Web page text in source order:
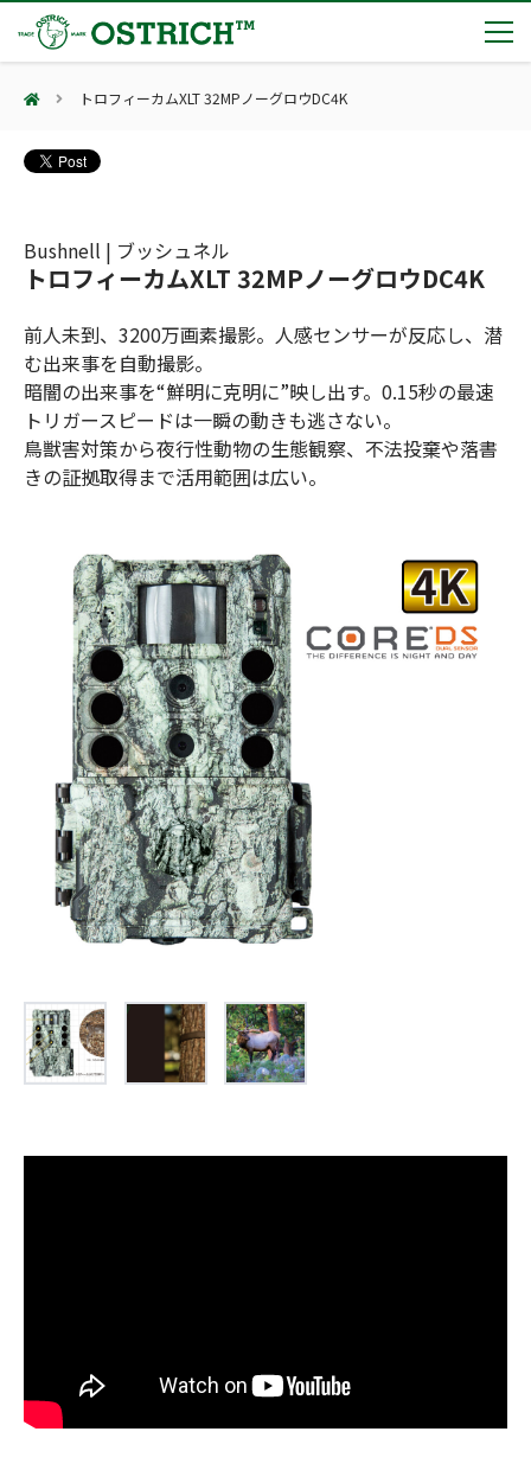
製品カテゴリー
輸血保冷庫
(Bear Avoidance)
防刃対策
(Cut Resistant)
止血・止血キット
(Massive Hemorrhage)
気道管理
(Airway)
呼吸管理
(Respiration)
循環管理
もっと見る
製品をキーワードで検索
夏季休業のお知らせ
日本集中治療医学会 第10回東北支部学術集会 ご来場ありがとうございました！
第7回 地域×Tech東北 ご来場ありがとうございました！
オーストリッチ熊対策カタログ
オーストリッチ防犯カタログ
ダマスカス製品カタログ（日本語版）
総合カタログ掲載のお知らせ
会社案内
会社案内
会社概要
アクセス
主な納入実績
カタログ
採用情報
見積り
オンラインショップ
English 日本語
CLOSE
トロフィーカムXLT 32MPノーグロウDC4K
Bushnell | ブッシュネル
トロフィーカムXLT 32MPノーグロウDC4K
前人未到、3200万画素撮影。人感センサーが反応し、潜
む出来事を自動撮影。
暗闇の出来事を“鮮明に克明に”映し出す。0.15秒の最速
トリガースピードは一瞬の動きも逃さない。
鳥獣害対策から夜行性動物の生態観察、不法投棄や落書
きの証拠取得まで活用範囲は広い。